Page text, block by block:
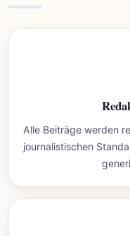
Alle Beiträge werden
journalistischen